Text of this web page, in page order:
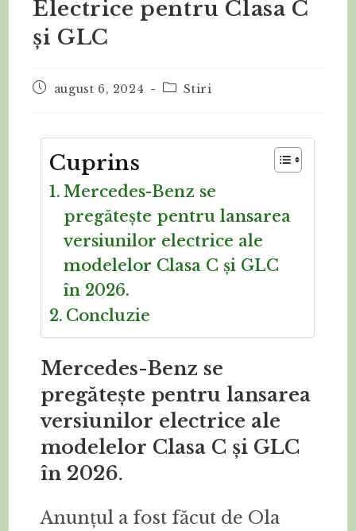
Electrice pentru Clasa C
și GLC
august 6, 2024 Stiri
Cuprins
Mercedes-Benz se
pregătește pentru lansarea
versiunilor electrice ale
modelelor Clasa C și GLC
în 2026.
Concluzie
Mercedes-Benz se
pregătește pentru lansarea
versiunilor electrice ale
modelelor Clasa C și GLC
în 2026.
Anunțul a fost făcut de Ola